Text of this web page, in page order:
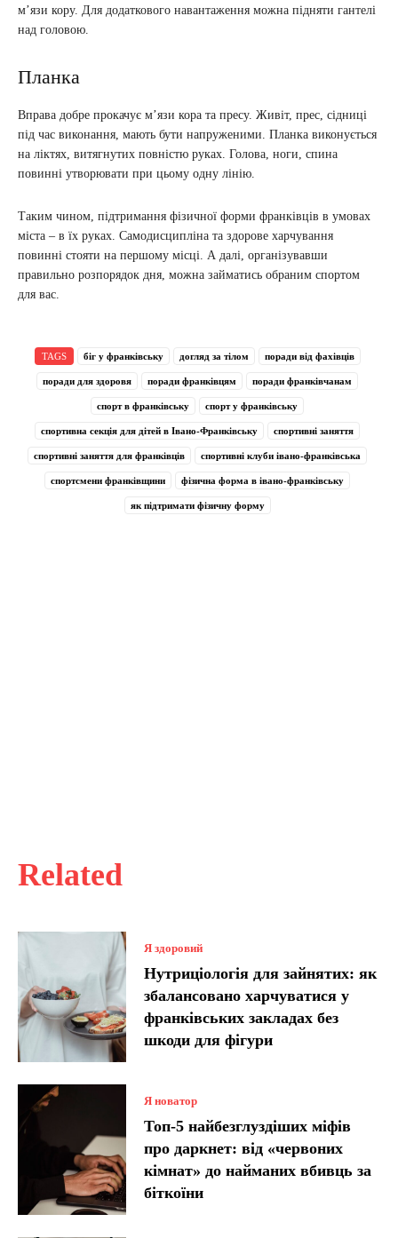
Related
Я здоровий
Нутриціологія для зайнятих: як
збалансовано харчуватися у
франківських закладах без
шкоди для фігури
Я новатор
Топ-5 найбезглуздіших міфів
про даркнет: від «червоних
кімнат» до найманих вбивць за
біткоїни
м’язи кору. Для додаткового навантаження можна підняти гантелі
над головою.
Планка
Вправа добре прокачує м’язи кора та пресу. Живіт, прес, сідниці
під час виконання, мають бути напруженими. Планка виконується
на ліктях, витягнутих повністю руках. Голова, ноги, спина
повинні утворювати при цьому одну лінію.
Таким чином, підтримання фізичної форми франківців в умовах
міста – в їх руках. Самодисципліна та здорове харчування
повинні стояти на першому місці. А далі, організувавши
правильно розпорядок дня, можна займатись обраним спортом
для вас.
TAGS біг у франківську догляд за тілом поради від фахівців
поради для здоровя поради франківцям поради франківчанам
спорт в франківську спорт у франківську
спортивна секція для дітей в Івано-Франківську спортивні заняття
спортивні заняття для франківців спортивні клуби івано-франківська
спортсмени франківщини фізична форма в івано-франківську
як підтримати фізичну форму